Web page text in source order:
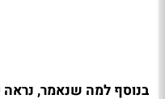
בנוסף למה שנאמר,